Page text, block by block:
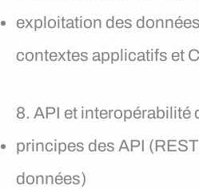
exploitation des
contextes applicatifs et
8. API et interopérabilité
principes des API
données)